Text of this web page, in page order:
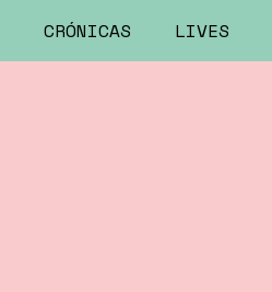
CRÓNICAS LIVES